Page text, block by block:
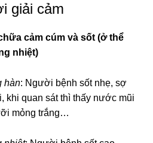
giải cảm
cảm cúm và sốt (ở thể
nhiệt)
hàn: Người bệnh sốt nhẹ, sợ
khi quan sát thì thấy nước mũi
mỏng trắng…